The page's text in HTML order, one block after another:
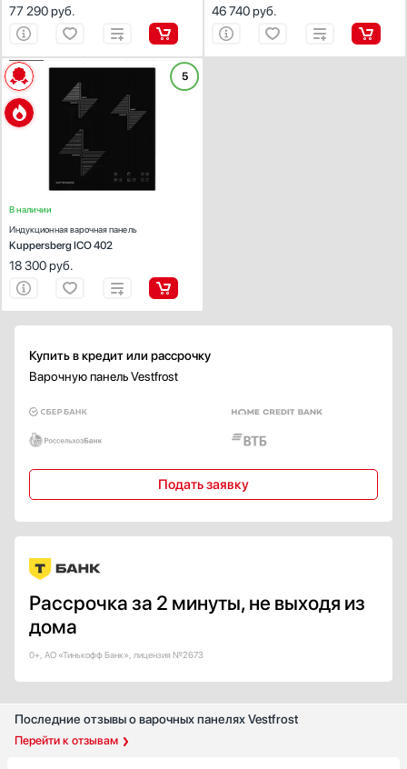
Встроенная вытяжка
Электроподжиг
В каждой ручке
Газ-контроль
Есть
Безопасность
Автоматическое выключение
Защита от перегрева
Защитное отключение
Защита от перелива
Показать все
Тип таймера
С отключением
Показать все
Количество индукционных конфорок
1
2
Показать все
Количество электрических конфорок
77 290руб. 46 740руб.
5
В наличии
Индукционная варочная панель
Kuppersberg ICO 402
18 300руб.
Купить в кредит или рассрочку
Варочную панель Vestfrost
Подать заявку
Рассрочка за 2 минуты, не выходя из
дома
0+, АО «Тинькофф Банк», лицензия №2673
Последние отзывы о варочных панелях Vestfrost
Перейти к отзывам